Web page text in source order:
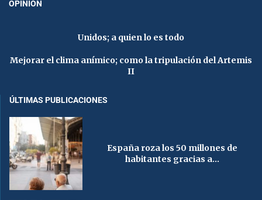
OPINIÓN
Unidos; a quien lo es todo
Mejorar el clima anímico; como la tripulación del Artemis
II
ÚLTIMAS PUBLICACIONES
España roza los 50 millones de
habitantes gracias a...